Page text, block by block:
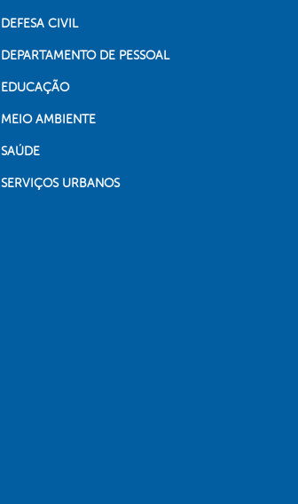
DEFESA CIVIL
DEPARTAMENTO DE PESSOAL
EDUCAÇÃO
MEIO AMBIENTE
SAÚDE
SERVIÇOS URBANOS